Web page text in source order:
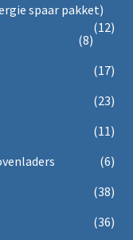
spaar pakket)
(12)
(8)
(17)
(23)
(11)
(6)
(38)
(36)